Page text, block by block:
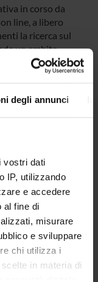
degli annunci
vostri dati
IP, utilizzando
e accedere
al fine di
misurare
e sviluppare
chi utilizza i
in materia di
in corso da
line, a libero
la ricerca sul
un ambito
si esercita l'attività
rivista on line